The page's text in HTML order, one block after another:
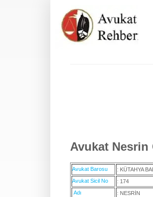
Avukat Nesrin
Avukat Barosu
: KÜTAHYA
Avukat Sicil No
: 174
Adı
: NESRİN